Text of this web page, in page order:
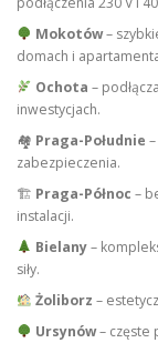
Mokotów–
domach i
Ochota –
inwestycjach.
🏘 Praga-Południe
zabezpieczenia.
🏗 Praga-Północ –
instalacji.
Bielany–
siły.
Żoliborz –
Ursynów– częste